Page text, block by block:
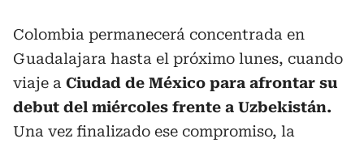
Colombia permanecerá concentrada en
Guadalajara hasta el próximo lunes, cuando
viaje a Ciudad de México para afrontar su
debut del miércoles frente a Uzbekistán.
Una vez finalizado ese compromiso, la